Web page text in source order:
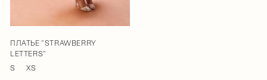
ПЛАТЬЕ "STRAWBERRY
LETTERS"
S
XS